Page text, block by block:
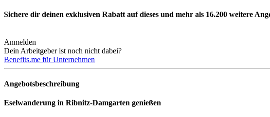
Sichere dir deinen exklusiven Rabatt auf dieses und mehr als 16.200 weitere
Anmelden
Dein Arbeitgeber ist noch nicht dabei?
Benefits.me für Unternehmen
Angebotsbeschreibung
Eselwanderung in Ribnitz-Damgarten genießen